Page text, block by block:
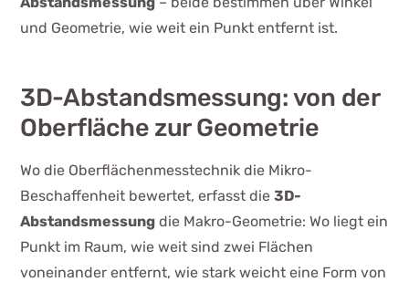
und Geometrie, wie weit ein Punkt entfernt ist.
3D-Abstandsmessung: von der
Oberfläche zur Geometrie
Wo die Oberflächenmesstechnik die Mikro-
Beschaffenheit bewertet, erfasst die 3D-
Abstandsmessung die Makro-Geometrie: Wo liegt ein
Punkt im Raum, wie weit sind zwei Flächen
voneinander entfernt, wie stark weicht eine Form von